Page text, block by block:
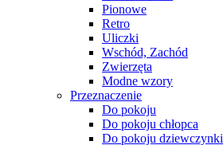
Pionowe
Retro
Uliczki
Wschód, Zachód
Zwierzęta
Modne wzory
Przeznaczenie
Do pokoju
Do pokoju chłopca
Do pokoju dziewczynki